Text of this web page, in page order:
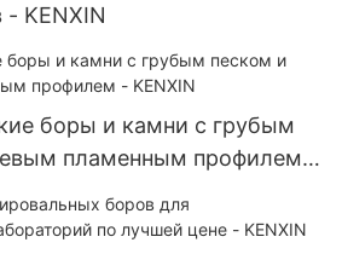
- KENXIN
боры и камни с грубым
пламенным профилем -